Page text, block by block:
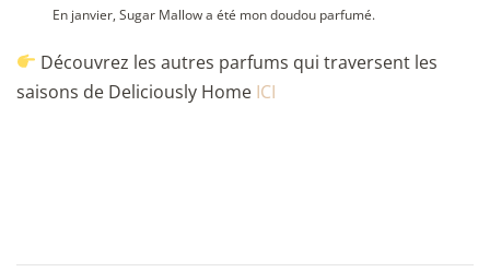
En janvier, Sugar Mallow a été mon doudou parfumé.
Découvrez les autres parfums qui traversent les
saisons de Deliciously Home ICI
Navigation